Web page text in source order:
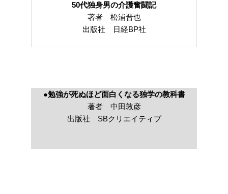
50代独身男の介護奮闘記
著者 松浦晋也
出版社 日経BP社
●勉強が死ぬほど面白くなる独学の教科書
著者 中田敦彦
出版社 SBクリエイティブ